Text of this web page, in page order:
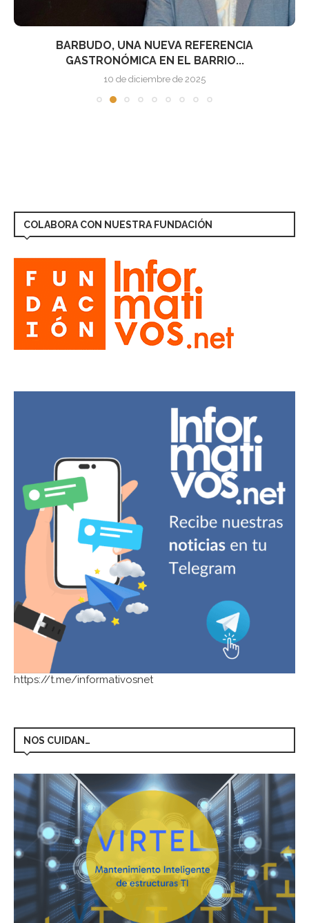
BARBUDO, UNA NUEVA REFERENCIA
GASTRONÓMICA EN EL BARRIO...
10 de diciembre de 2025
COLABORA CON NUESTRA FUNDACIÓN
https://t.me/informativosnet
NOS CUIDAN…